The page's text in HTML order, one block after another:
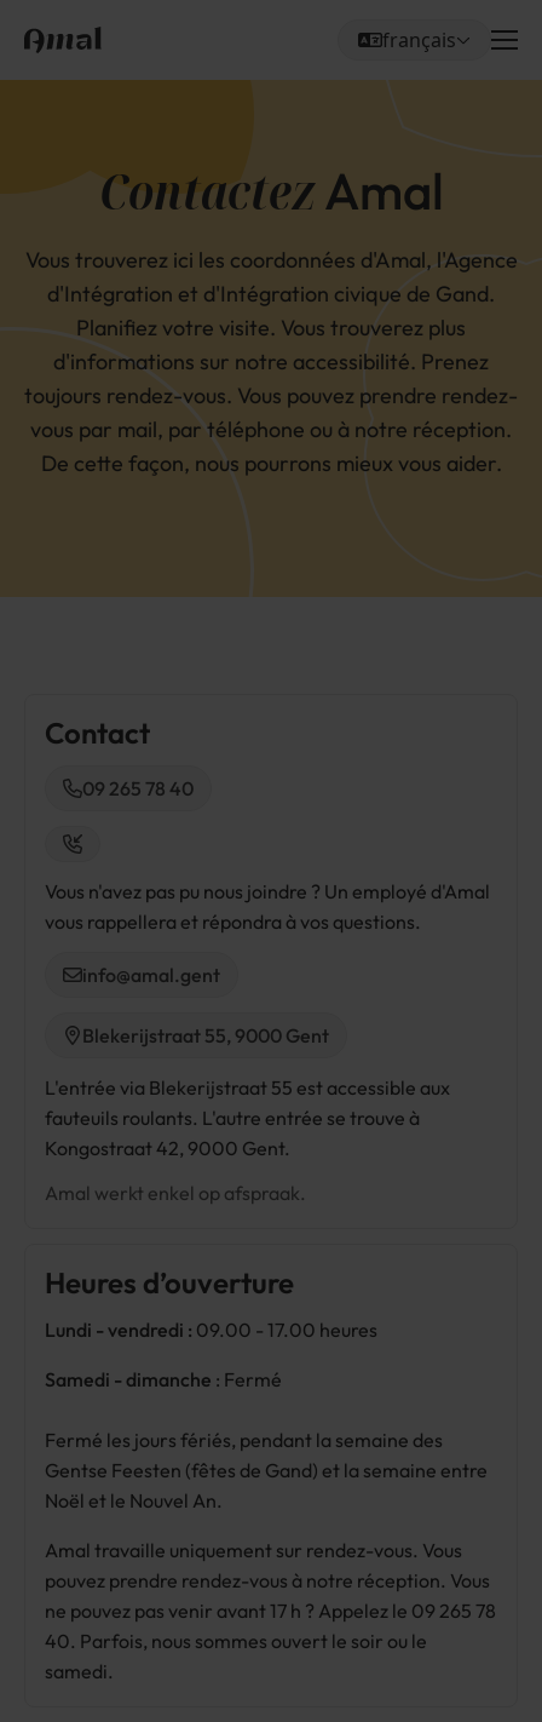
Choisissez votre
français
ContactezAmal
Vous trouverez ici les coordonnées d'Amal, l'Agence
d'Intégration et d'Intégration civique de Gand.
Planifiez votre visite. Vous trouverez plus
d'informations sur notre accessibilité. Prenez
toujours rendez-vous. Vous pouvez prendre rendez-
vous par mail, par téléphone ou à notre réception.
De cette façon, nous pourrons mieux vous aider.
Contact
09 265 78 40
Vous n'avez pas pu nous joindre ? Un employé d'Amal
vous rappellera et répondra à vos questions.
info@amal.gent
Blekerijstraat 55, 9000 Gent
L'entrée via Blekerijstraat 55 est accessible aux
fauteuils roulants. L'autre entrée se trouve à
Kongostraat 42, 9000 Gent.
Amal werkt enkel op afspraak.
Heures d’ouverture
Lundi - vendredi : 09.00 - 17.00 heures
Samedi - dimanche : Fermé
Fermé les jours fériés, pendant la semaine des
Gentse Feesten (fêtes de Gand) et la semaine entre
Noël et le Nouvel An.
Amal travaille uniquement sur rendez-vous. Vous
pouvez prendre rendez-vous à notre réception. Vous
ne pouvez pas venir avant 17 h ? Appelez le 09 265 78
40. Parfois, nous sommes ouvert le soir ou le
samedi.